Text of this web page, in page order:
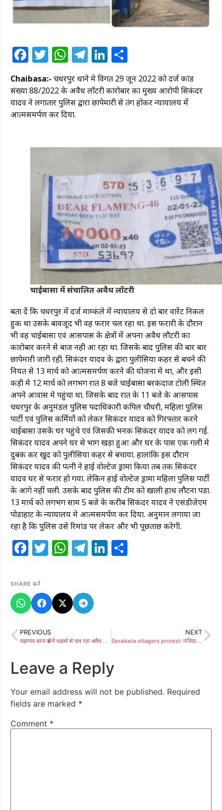
Facebook
Twitter
WhatsApp
Telegram
LinkedIn
Chaibasa:- चक्रधरपुर थाने मे विगत 29 जून 2022 को दर्ज कांड
संख्या 88/2022 के अवैध लॉटरी कारोबार का मुख्य आरोपी सिकंदर
यादव ने लगातार पुलिस द्वारा छापेमारी से तंग होकर न्यायालय में
आत्मसमर्पण कर दिया.
चाईबासा में संचालित अवैध लॉटरी
बता दें कि चक्रधरपुर में दर्ज माम्कंले में न्यायालय से दो बार वारेंट निकल
हुक था उसके बावजूद भी वह फरार चल रहा था. इस फरारी के दौरान
भी वह चाईबासा एवं आसपास के क्षेत्रों में अपना अवैध लौटरी का
कारोबार करने से बाज नही आ रहा था. जिसके बाद पुलिस की बार बार
छापेमारी जारी रही. सिकंदर यादव के द्वारा पुलीसिया कहर से बचने की
नियत से 13 मार्च को आत्मसमर्पण करने की योजना मे था, और इसी
कड़ी मे 12 मार्च को लगभग रात 8 बजे चाईबासा बरकंदाज टोली स्थित
अपने आवास मे पहुंचा था. जिसके बाद रात के 11 बजे के आसपास
चक्रधरपुर के अनुमंडल पुलिस पदाधिकारी कपिल चौधरी, महिला पुलिस
पार्टी एवं पुलिस कर्मियों को लेकर सिकंदर यादव को गिरफ्तार करने
चाईबासा उसके घर पहुंचे एवं जिसकी भनक सिकंदर यादव को लग गई.
सिकंदर यादव अपने घर से भाग खड़ा हुआ और घर के पास एक गली मे
दुबक कर खुद को पुलीसिया कहर से बचाया. हालांकि इस दौरान
सिकंदर यादव की पत्नी ने हाई वोल्टेज ड्रामा किया तब तक सिकंदर
यादव घर से फरार हो गया. लेकिन हाई वोल्टेज ड्रामा महिला पुलिस पार्टी
के आगे नहीं चली. उसके बाद पुलिस की टीम को खाली हाथ लौटना पडा.
13 मार्च को लगभग साम 5 बजे के करीब सिकंदर यादव ने एसडीजेएम
पोडाहाट के न्यायालय मे आत्मसमर्पण कर दिया. अनुमान लगाया जा
रहा है कि पुलिस उसे रिमांड पर लेकर और भी पूछताछ करेगी.
Facebook
Twitter
WhatsApp
Telegram
LinkedIn
SHARE करें
PREVIOUS
मझगांव थाना क्षेत्र में धड़ल्ले से चल रहा अवैध आयरन और मैगनीज का कारोबार
NEXT
Seraikela villagers protest: गंजिया बराज से अंडर ग्राउंड पाइपलाइन योजना का हुआ विरोध, बैरंग लौटे अधिकारी
Leave a Reply
Your email address will not be published. Required
fields are marked *
Comment *